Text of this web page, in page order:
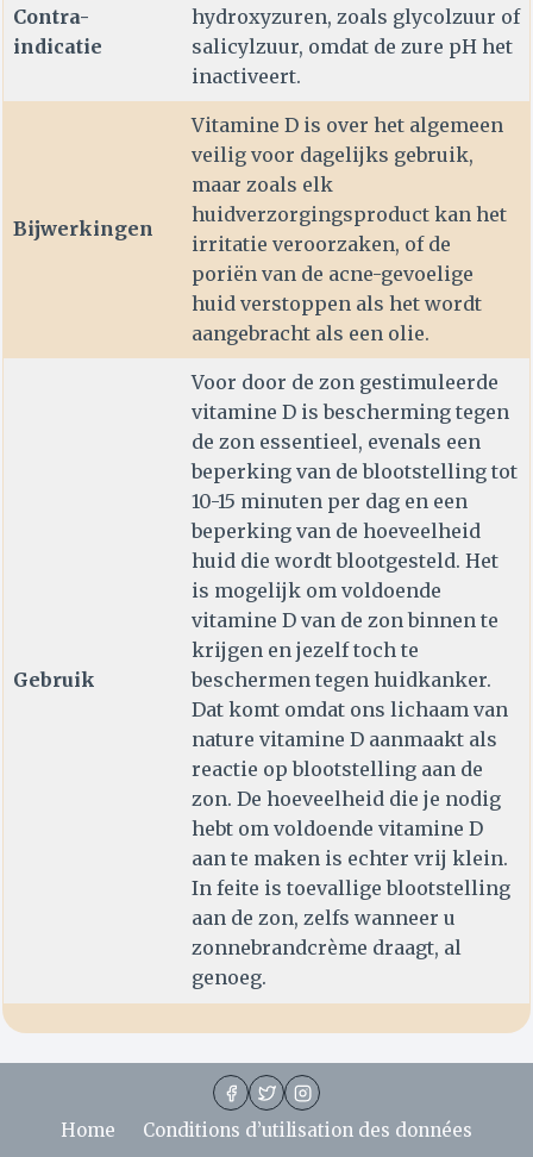
Contra-
indicatie
hydroxyzuren, zoals glycolzuur of
salicylzuur, omdat de zure pH het
inactiveert.
Bijwerkingen
Vitamine D is over het algemeen
veilig voor dagelijks gebruik,
maar zoals elk
huidverzorgingsproduct kan het
irritatie veroorzaken, of de
poriën van de acne-gevoelige
huid verstoppen als het wordt
aangebracht als een olie.
Gebruik
Voor door de zon gestimuleerde
vitamine D is bescherming tegen
de zon essentieel, evenals een
beperking van de blootstelling tot
10-15 minuten per dag en een
beperking van de hoeveelheid
huid die wordt blootgesteld. Het
is mogelijk om voldoende
vitamine D van de zon binnen te
krijgen en jezelf toch te
beschermen tegen huidkanker.
Dat komt omdat ons lichaam van
nature vitamine D aanmaakt als
reactie op blootstelling aan de
zon. De hoeveelheid die je nodig
hebt om voldoende vitamine D
aan te maken is echter vrij klein.
In feite is toevallige blootstelling
aan de zon, zelfs wanneer u
zonnebrandcrème draagt, al
genoeg.
Home Conditions d’utilisation des données